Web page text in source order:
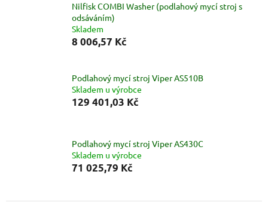
Nilfisk COMBI Washer (podlahový mycí stroj s
odsáváním)
Skladem
8 006,57 Kč
Podlahový mycí stroj Viper AS510B
Skladem u výrobce
129 401,03 Kč
Podlahový mycí stroj Viper AS430C
Skladem u výrobce
71 025,79 Kč